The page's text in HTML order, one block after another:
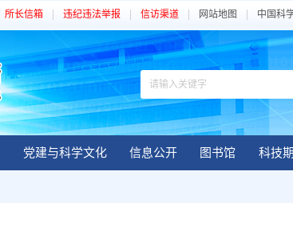
所长信箱 违纪违法举报 信访渠道 网站地图 中国科
党建与科学文化 信息公开 图书馆 科技